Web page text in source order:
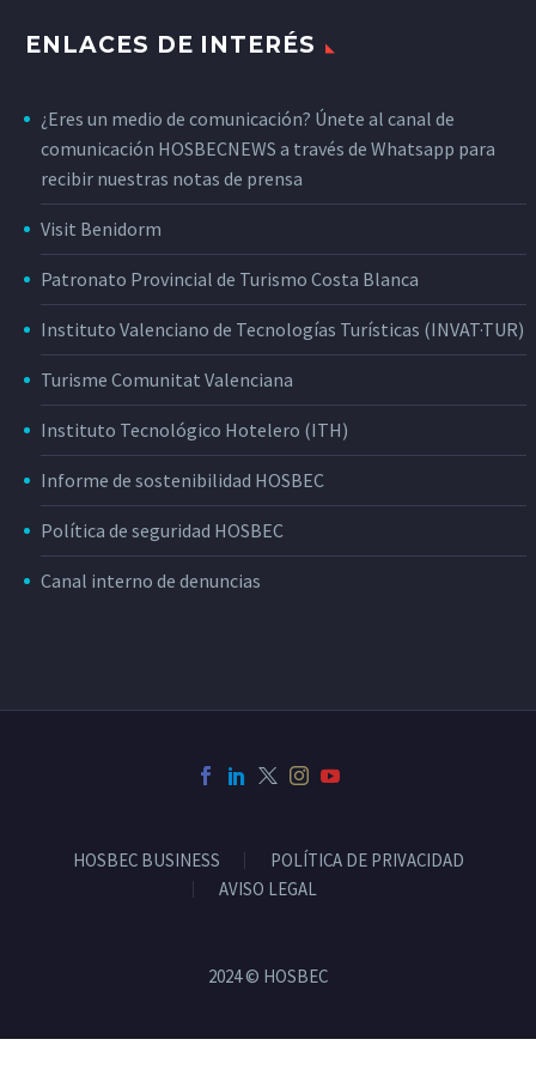
ENLACES DE INTERÉS
¿Eres un medio de comunicación? Únete al canal de
comunicación HOSBECNEWS a través de Whatsapp para
recibir nuestras notas de prensa
Visit Benidorm
Patronato Provincial de Turismo Costa Blanca
Instituto Valenciano de Tecnologías Turísticas (INVAT·TUR)
Turisme Comunitat Valenciana
Instituto Tecnológico Hotelero (ITH)
Informe de sostenibilidad HOSBEC
Política de seguridad HOSBEC
Canal interno de denuncias
HOSBEC BUSINESS
POLÍTICA DE PRIVACIDAD
AVISO LEGAL
2024 © HOSBEC